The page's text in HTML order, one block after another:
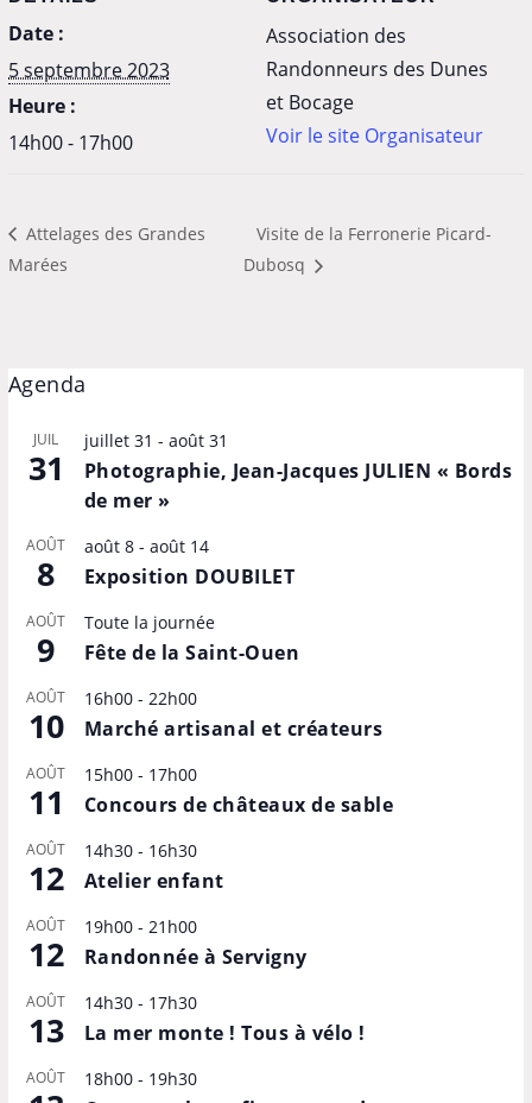
Date :
5 septembre 2023
Heure :
14h00 - 17h00
Association des
Randonneurs des Dunes
et Bocage
Voir le site Organisateur
Attelages des Grandes
Marées
Visite de la Ferronerie Picard-
Dubosq
Agenda
JUIL
31
juillet 31 - août 31
Photographie, Jean-Jacques JULIEN « Bords
de mer »
AOÛT
8
août 8- août 14
Exposition DOUBILET
AOÛT
9
Toute la journée
Fête de la Saint-Ouen
AOÛT
10
16h00- 22h00
Marché artisanal et créateurs
AOÛT
11
15h00- 17h00
Concours de châteaux de sable
AOÛT
12
14h30- 16h30
Atelier enfant
AOÛT
12
19h00- 21h00
Randonnée à Servigny
AOÛT
13
14h30- 17h30
La mer monte ! Tous à vélo !
AOÛT 18h00- 19h30